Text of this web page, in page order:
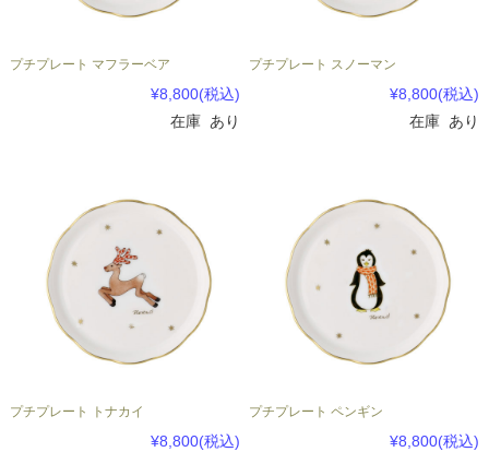
プチプレート マフラーベア
¥8,800(税込)
在庫 あり
プチプレート スノーマン
¥8,800(税込)
在庫 あり
プチプレート トナカイ
¥8,800(税込)
プチプレート ペンギン
¥8,800(税込)